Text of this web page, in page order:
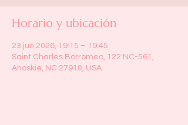
Horario y ubicación
23 jun 2026, 19:15 – 19:45
Saint Charles Borromeo, 122 NC-561,
Ahoskie, NC 27910, USA